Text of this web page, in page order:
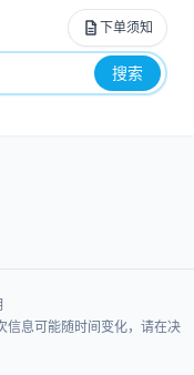
下单须知
搜索
息可能随时间变化，请在决